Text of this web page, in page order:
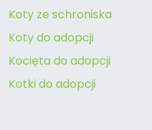
Koty ze schroniska
Koty do adopcji
Kocięta do adopcji
Kotki do adopcji